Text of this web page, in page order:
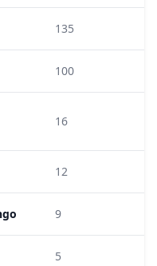
135
100
16
12
9
5